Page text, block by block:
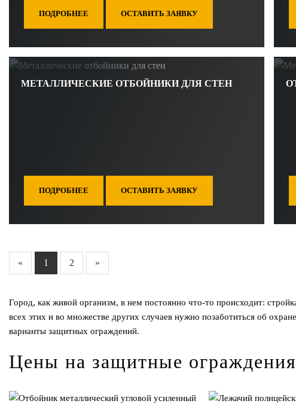
ПОДРОБНЕЕ ОСТАВИТЬ ЗАЯВКУ
МЕТАЛЛИЧЕСКИЕ ОТБОЙНИКИ ДЛЯ СТЕН
ПОДРОБНЕЕ ОСТАВИТЬ ЗАЯВКУ
« 1 2 »
Город, как живой организм, в нем постоянно что-то происходит:
всех этих и во множестве других случаев нужно позаботиться об
варианты защитных ограждений.
Цены на защитные ограждения